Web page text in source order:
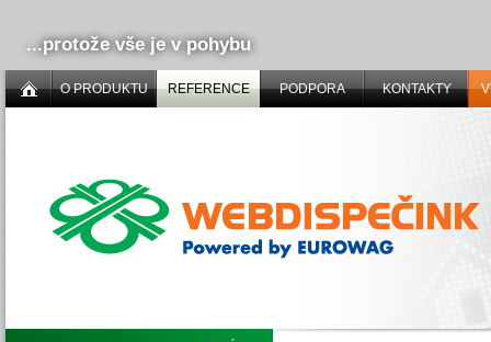
...protože vše je v pohybu
O PRODUKTU REFERENCE PODPORA KONTAKTY